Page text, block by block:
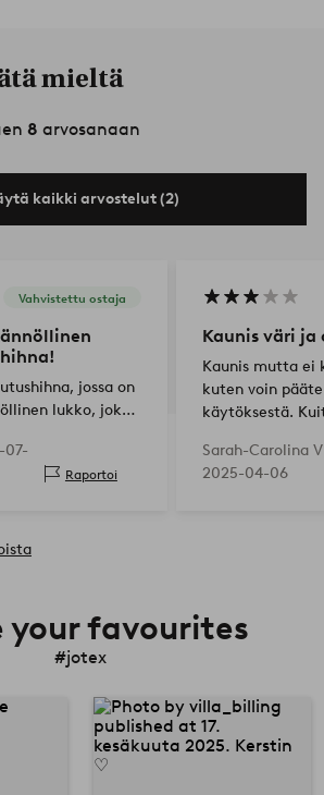
mieltä
8 arvosanaan
kaikki arvostelut (2)
Vahvistettu ostaja
jossa on
lukko, joka
07-
Raportoi
Kaunis väri
Kaunis mutta ei
kuten voin
käytöksestä.
kävelyyn.
Sarah-Carolina
2025-04-06
your favourites
#jotex